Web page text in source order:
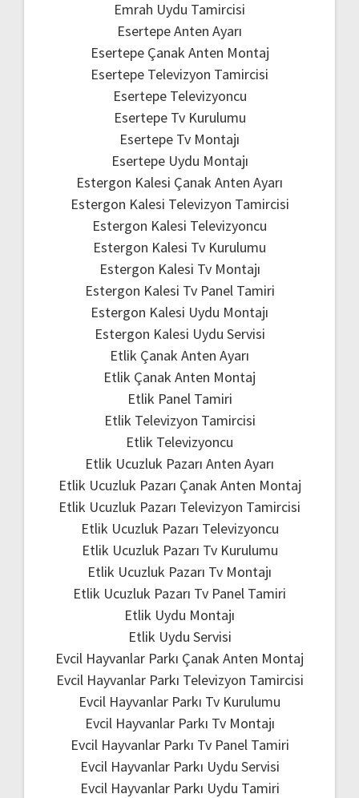
Emrah Uydu Tamircisi
Esertepe Anten Ayarı
Esertepe Çanak Anten Montaj
Esertepe Televizyon Tamircisi
Esertepe Televizyoncu
Esertepe Tv Kurulumu
Esertepe Tv Montajı
Esertepe Uydu Montajı
Estergon Kalesi Çanak Anten Ayarı
Estergon Kalesi Televizyon Tamircisi
Estergon Kalesi Televizyoncu
Estergon Kalesi Tv Kurulumu
Estergon Kalesi Tv Montajı
Estergon Kalesi Tv Panel Tamiri
Estergon Kalesi Uydu Montajı
Estergon Kalesi Uydu Servisi
Etlik Çanak Anten Ayarı
Etlik Çanak Anten Montaj
Etlik Panel Tamiri
Etlik Televizyon Tamircisi
Etlik Televizyoncu
Etlik Ucuzluk Pazarı Anten Ayarı
Etlik Ucuzluk Pazarı Çanak Anten Montaj
Etlik Ucuzluk Pazarı Televizyon Tamircisi
Etlik Ucuzluk Pazarı Televizyoncu
Etlik Ucuzluk Pazarı Tv Kurulumu
Etlik Ucuzluk Pazarı Tv Montajı
Etlik Ucuzluk Pazarı Tv Panel Tamiri
Etlik Uydu Montajı
Etlik Uydu Servisi
Evcil Hayvanlar Parkı Çanak Anten Montaj
Evcil Hayvanlar Parkı Televizyon Tamircisi
Evcil Hayvanlar Parkı Tv Kurulumu
Evcil Hayvanlar Parkı Tv Montajı
Evcil Hayvanlar Parkı Tv Panel Tamiri
Evcil Hayvanlar Parkı Uydu Servisi
Evcil Hayvanlar Parkı Uydu Tamiri